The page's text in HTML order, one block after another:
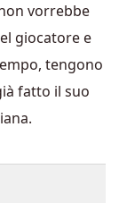
vorrebbe
giocatore e
tengono
fatto il suo